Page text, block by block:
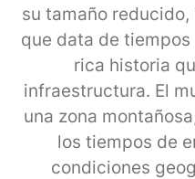
su tamaño
que data de
rica historia
infraestructura. El
una zona
los tiempos de
condiciones